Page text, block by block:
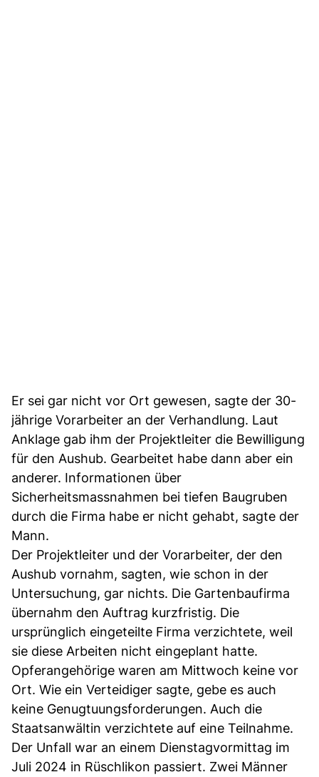
Er sei gar nicht vor Ort gewesen, sagte der 30-
jährige Vorarbeiter an der Verhandlung. Laut
Anklage gab ihm der Projektleiter die Bewilligung
für den Aushub. Gearbeitet habe dann aber ein
anderer. Informationen über
Sicherheitsmassnahmen bei tiefen Baugruben
durch die Firma habe er nicht gehabt, sagte der
Mann.
Der Projektleiter und der Vorarbeiter, der den
Aushub vornahm, sagten, wie schon in der
Untersuchung, gar nichts. Die Gartenbaufirma
übernahm den Auftrag kurzfristig. Die
ursprünglich eingeteilte Firma verzichtete, weil
sie diese Arbeiten nicht eingeplant hatte.
Opferangehörige waren am Mittwoch keine vor
Ort. Wie ein Verteidiger sagte, gebe es auch
keine Genugtuungsforderungen. Auch die
Staatsanwältin verzichtete auf eine Teilnahme.
Der Unfall war an einem Dienstagvormittag im
Juli 2024 in Rüschlikon passiert. Zwei Männer